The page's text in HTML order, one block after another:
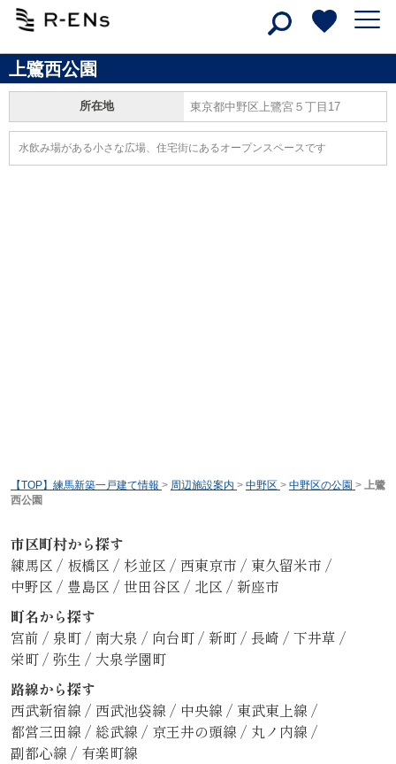
上鷺西公園
所在地 東京都中野区上鷺宮５丁目17
水飲み場がある小さな広場、住宅街にあるオープンスペースです
【TOP】練馬新築一戸建て情報 > 周辺施設案内 > 中野区 > 中野区の公園 >
上鷺
西公園
市区町村から探す
練馬区 / 板橋区 / 杉並区 / 西東京市 / 東久留米市 /
中野区 / 豊島区 / 世田谷区 / 北区 / 新座市
町名から探す
宮前 / 泉町 / 南大泉 / 向台町 / 新町 / 長崎 / 下井草 /
栄町 / 弥生 / 大泉学園町
路線から探す
西武新宿線 / 西武池袋線 / 中央線 / 東武東上線 /
都営三田線 / 総武線 / 京王井の頭線 / 丸ノ内線 /
副都心線 / 有楽町線